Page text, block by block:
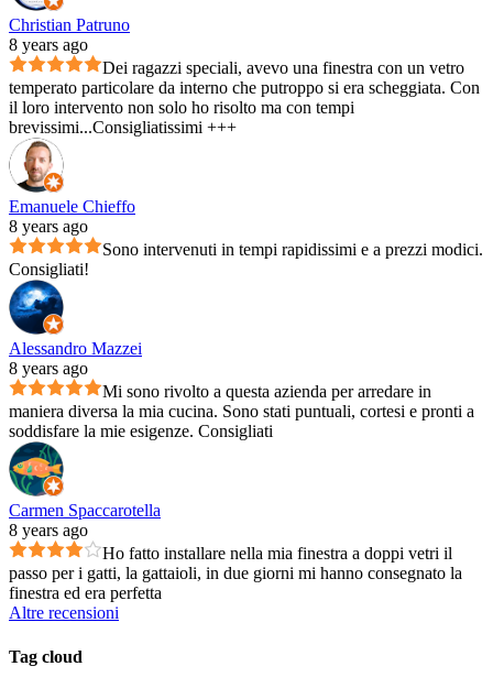
Christian Patruno
8 years ago
Dei ragazzi speciali, avevo una finestra con un vetro
temperato particolare da interno che putroppo si era scheggiata. Con
il loro intervento non solo ho risolto ma con tempi
brevissimi...Consigliatissimi +++
Emanuele Chieffo
8 years ago
Sono intervenuti in tempi rapidissimi e a prezzi modici.
Consigliati!
Alessandro Mazzei
8 years ago
Mi sono rivolto a questa azienda per arredare in
maniera diversa la mia cucina. Sono stati puntuali, cortesi e pronti a
soddisfare la mie esigenze. Consigliati
Carmen Spaccarotella
8 years ago
Ho fatto installare nella mia finestra a doppi vetri il
passo per i gatti, la gattaioli, in due giorni mi hanno consegnato la
finestra ed era perfetta
Altre recensioni
Tag cloud